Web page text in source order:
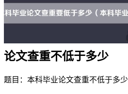
论文查重不低于多少
题目：本科毕业论文查重不低于多少